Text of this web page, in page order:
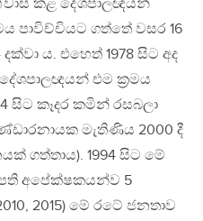
කළ දේශපාලඥයන්
පාවිච්චියට ගත්තේ වසර 16
ය. එහෙත් 1978 සිට අද
එම ක්‍රමය
සිට කෑදර කමින් රසබලා
මැතිණිය 2000 දී
ගත්තාය). 1994 සිට මේ
අපේක්ෂකයන්ව 5
2015) මේ රටේ ජනතාව